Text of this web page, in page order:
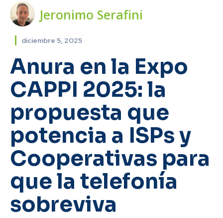
Jeronimo Serafini
diciembre 5, 2025
Anura en la Expo
CAPPI 2025: la
propuesta que
potencia a ISPs y
Cooperativas para
que la telefonía
sobreviva